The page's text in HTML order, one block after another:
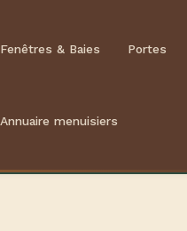
Fenêtres & Baies Portes
Annuaire menuisiers